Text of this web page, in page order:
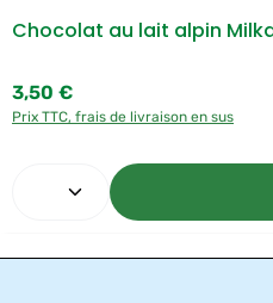
Chocolat au lait alpin
Prix régulier :
3,50 €
Prix TTC, frais de livraison en sus
Quantité de